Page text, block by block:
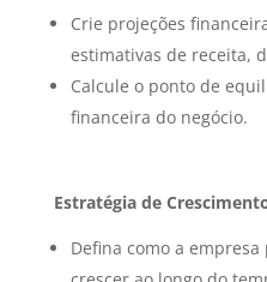
Crie projeções
estimativas de receita,
Calcule o ponto de
financeira do negócio.
Estratégia de
Defina como a